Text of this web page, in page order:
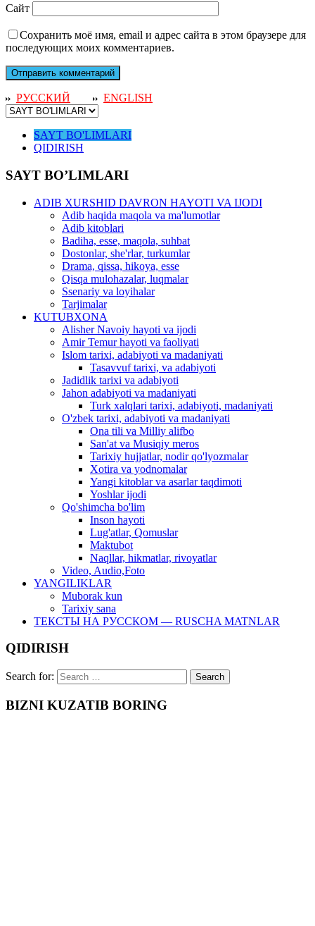
Сайт
Сохранить моё имя, email и адрес сайта в этом браузере для
последующих моих комментариев.
РУССКИЙ ENGLISH
SAYT BO'LIMLARI
QIDIRISH
SAYT BO’LIMLARI
ADIB XURSHID DAVRON HAYOTI VA IJODI
Adib haqida maqola va ma'lumotlar
Adib kitoblari
Badiha, esse, maqola, suhbat
Dostonlar, she'rlar, turkumlar
Drama, qissa, hikoya, esse
Qisqa mulohazalar, luqmalar
Ssenariy va loyihalar
Tarjimalar
KUTUBXONA
Alisher Navoiy hayoti va ijodi
Amir Temur hayoti va faoliyati
Islom tarixi, adabiyoti va madaniyati
Tasavvuf tarixi, va adabiyoti
Jadidlik tarixi va adabiyoti
Jahon adabiyoti va madaniyati
Turk xalqlari tarixi, adabiyoti, madaniyati
O'zbek tarixi, adabiyoti va madaniyati
Ona tili va Milliy alifbo
San'at va Musiqiy meros
Tarixiy hujjatlar, nodir qo'lyozmalar
Xotira va yodnomalar
Yangi kitoblar va asarlar taqdimoti
Yoshlar ijodi
Qo'shimcha bo'lim
Inson hayoti
Lug'atlar, Qomuslar
Maktubot
Naqllar, hikmatlar, rivoyatlar
Video, Audio,Foto
YANGILIKLAR
Muborak kun
Tarixiy sana
ТЕКСТЫ НА РУССКОМ — RUSCHA MATNLAR
QIDIRISH
Search for:
BIZNI KUZATIB BORING